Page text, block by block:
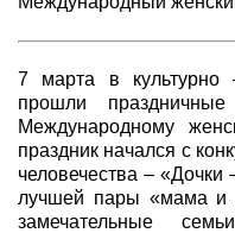
7 марта в культурно
прошли
Международному
праздник начался с
человечества –
лучшей пары «мама и
замечательные